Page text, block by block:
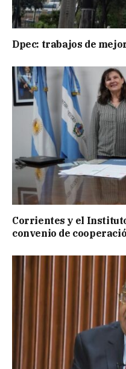
Dpec: trabajos de
Corrientes y el
convenio de